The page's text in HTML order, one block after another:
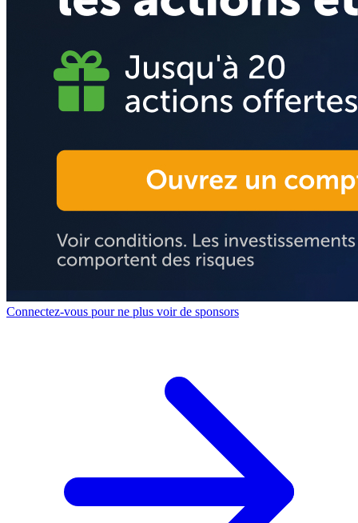
Connectez-vous pour ne plus voir de sponsors